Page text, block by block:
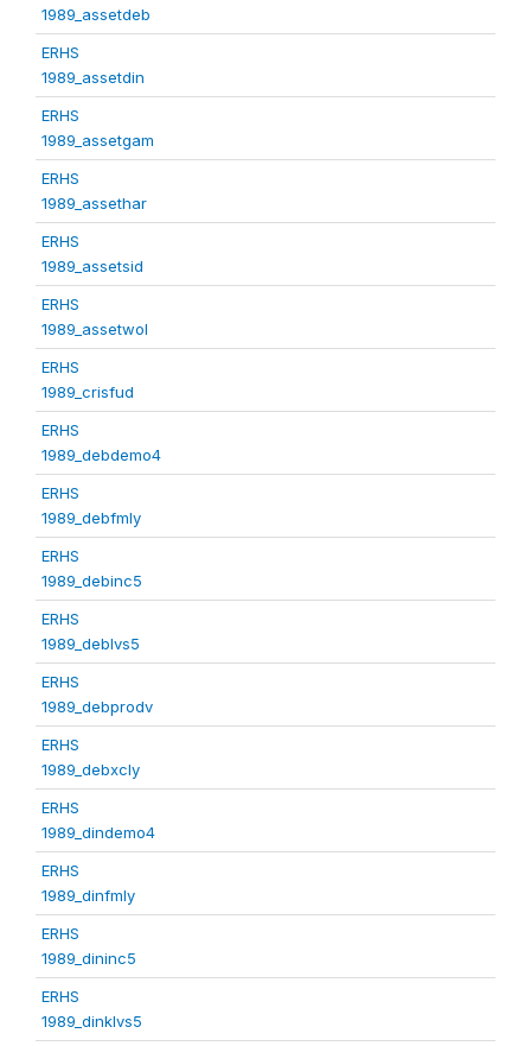
1989_assetdeb
ERHS
1989_assetdin
ERHS
1989_assetgam
ERHS
1989_assethar
ERHS
1989_assetsid
ERHS
1989_assetwol
ERHS
1989_crisfud
ERHS
1989_debdemo4
ERHS
1989_debfmly
ERHS
1989_debinc5
ERHS
1989_deblvs5
ERHS
1989_debprodv
ERHS
1989_debxcly
ERHS
1989_dindemo4
ERHS
1989_dinfmly
ERHS
1989_dininc5
ERHS
1989_dinklvs5